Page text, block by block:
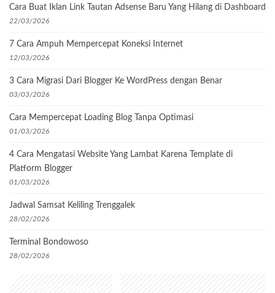
Cara Buat Iklan Link Tautan Adsense Baru Yang Hilang di Dashboard
22/03/2026
7 Cara Ampuh Mempercepat Koneksi Internet
12/03/2026
3 Cara Migrasi Dari Blogger Ke WordPress dengan Benar
03/03/2026
Cara Mempercepat Loading Blog Tanpa Optimasi
01/03/2026
4 Cara Mengatasi Website Yang Lambat Karena Template di
Platform Blogger
01/03/2026
Jadwal Samsat Keliling Trenggalek
28/02/2026
Terminal Bondowoso
28/02/2026
Popular Categories